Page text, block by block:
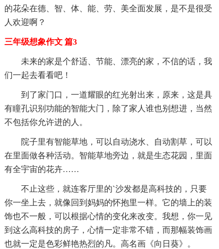
的花朵在德、智、体、能、劳、美全面发展，是不是很受
人欢迎啊？
三年级想象作文 篇3
未来的家是个舒适、节能、漂亮的家，不信的话，我
们一起去看看吧！
到了家门口，一道耀眼的红光射出来，原来，这是具
有瞳孔识别功能的智能大门，除了家人谁也别想进，当然
不包括你允许进的人。
院子里有智能草地，可以自动浇水、自动割草，可以
在里面做各种活动。智能草地旁边，就是生态花园，里面
有全宇宙的花卉……
不止这些，就连客厅里的`沙发都是高科技的，只要
你一坐上去，就像回到妈妈的怀抱里一样。它的墙上的装
饰也不一般，可以根据心情的变化来改变。我想，你一见
到这么高科技的房子，心情一定非常不错，而那幅装饰画
也就一定是色彩鲜艳热烈的凡。高名画《向日葵》。